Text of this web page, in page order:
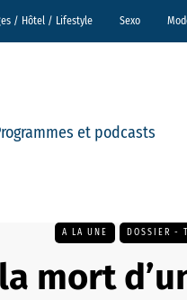
/ Hôtel / Lifestyle Sexo
et podcasts
A LA UNE DOSSIER -
mort